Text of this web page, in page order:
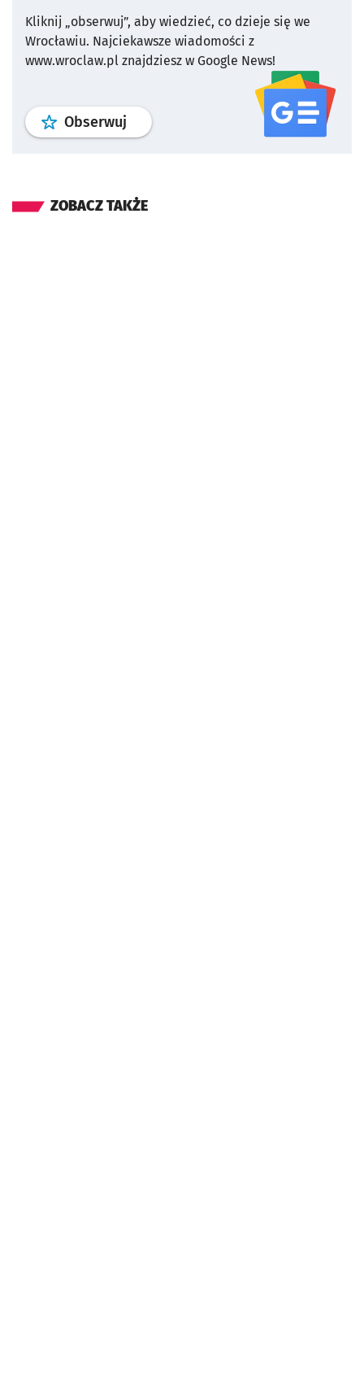
Kliknij „obserwuj”, aby wiedzieć, co dzieje się we
Wrocławiu. Najciekawsze wiadomości z
www.wroclaw.pl znajdziesz w Google News!
Obserwuj profil serwisu
ZOBACZ TAKŻE